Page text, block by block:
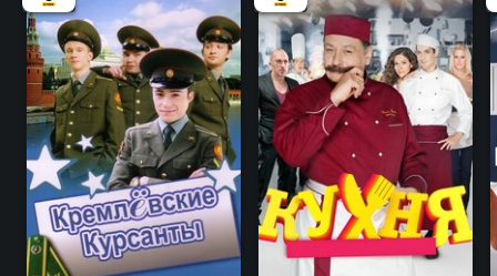
5.9 8.2 8.4